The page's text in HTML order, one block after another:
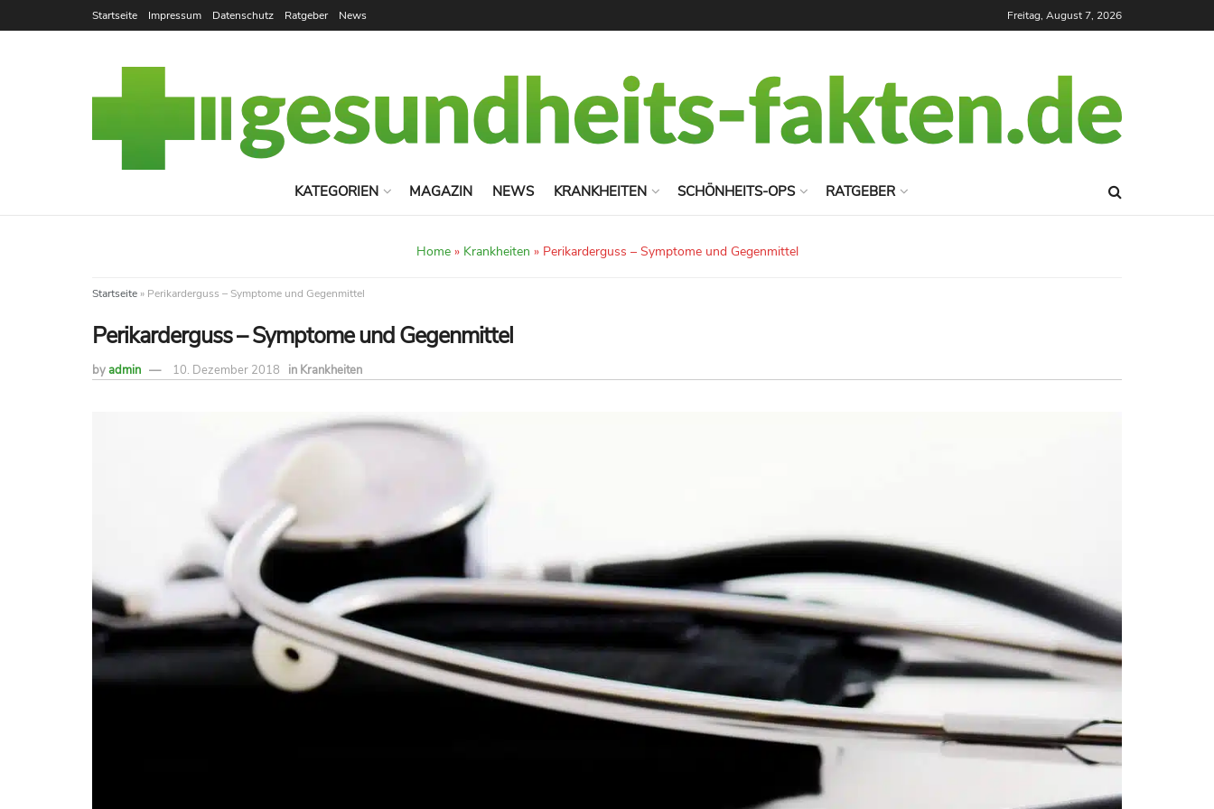
Startseite Impressum Datenschutz Ratgeber News Freitag, August 7, 2026
KATEGORIEN MAGAZIN NEWS KRANKHEITEN SCHÖNHEITS-OPS RATGEBER
Home» Krankheiten » Perikarderguss – Symptome und Gegenmittel
Startseite » Perikarderguss – Symptome und Gegenmittel
Perikarderguss – Symptome und Gegenmittel
byadmin 10. Dezember 2018 in Krankheiten